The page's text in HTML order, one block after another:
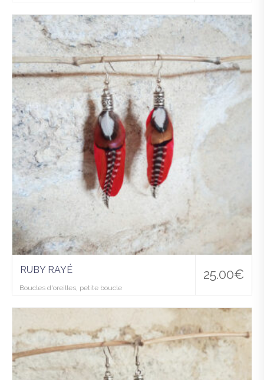
à la
wis
hlist
25.00€
RUBY RAYÉ
Boucles d'oreilles, petite boucle
uter
à la